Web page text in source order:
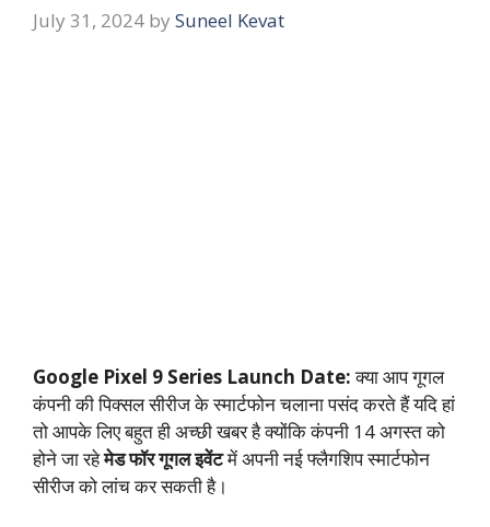
July 31, 2024 by Suneel Kevat
Google Pixel 9 Series Launch Date:क्या आप गूगल
कंपनी की पिक्सल सीरीज के स्मार्टफोन चलाना पसंद करते हैं यदि हां
तो आपके लिए बहुत ही अच्छी खबर है क्योंकि कंपनी 14 अगस्त को
होने जा रहेमेड फॉर गूगल इवेंटमें अपनी नई फ्लैगशिप स्मार्टफोन
सीरीज को लांच कर सकती है।